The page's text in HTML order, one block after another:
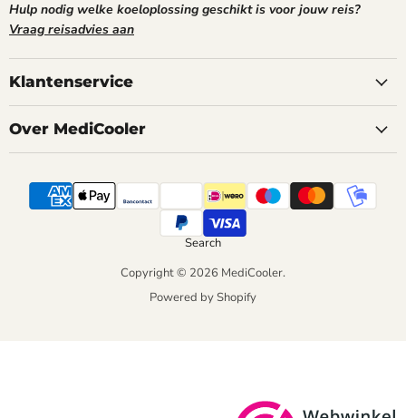
Hulp nodig welke koeloplossing geschikt is voor jouw reis?
Vraag reisadvies aan
Klantenservice
Over MediCooler
Search
Copyright © 2026 MediCooler.
Powered by Shopify